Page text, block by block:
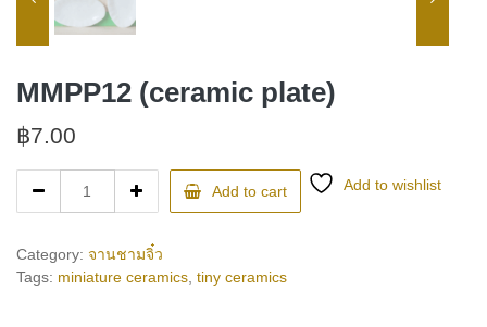
MMPP12 (ceramic plate)
฿7.00
(ceramic
quantity
Add to cart Add to wishlist
Category: จานชามจิ๋ว
Tags: miniature ceramics tiny ceramics